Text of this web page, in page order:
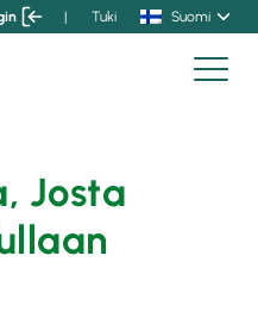
| Tuki Suomi
Josta